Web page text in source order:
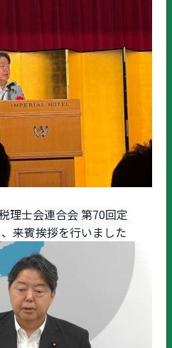
理士会連合会 第70回定
来賓挨拶を行いました